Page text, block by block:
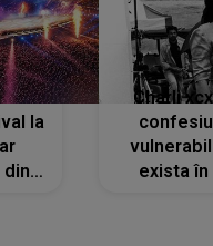
la
Charli
exista